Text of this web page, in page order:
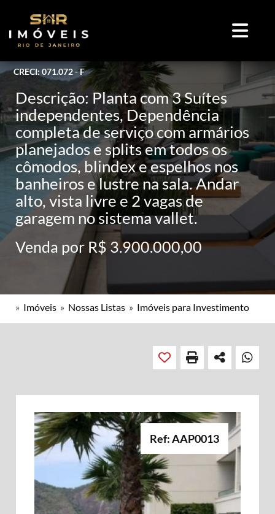
CRECI: 071.072 - F
Descrição: Planta com 3 Suítes
independentes, Dependência
completa de serviço com armários
planejados e splits em todos os
cômodos, blindex e espelhos nos
banheiros e lustre na sala. Andar
alto, vista livre e 2 vagas de
garagem no sistema vallet.
Venda por R$ 3.900.000,00
» Imóveis » Nossas Listas » Imóveis para Investimento
Ref: AAP0013